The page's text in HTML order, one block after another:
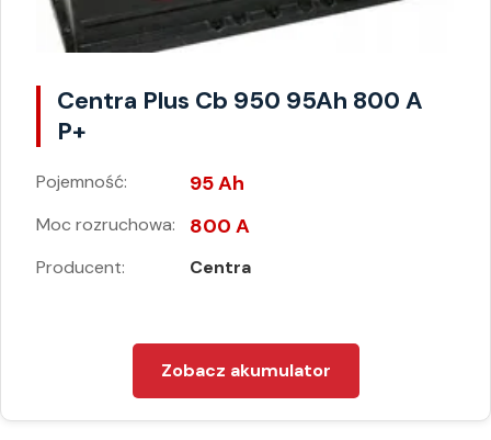
Centra Plus Cb 950 95Ah 800 A
P+
Pojemność: 95 Ah
Moc rozruchowa: 800 A
Producent: Centra
Zobacz akumulator